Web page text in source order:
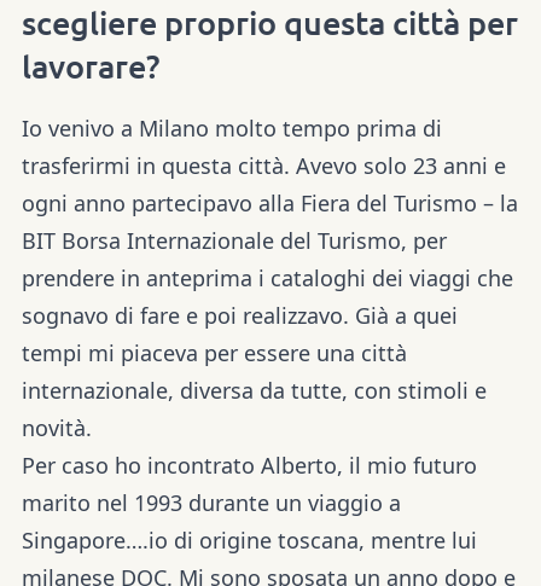
scegliere proprio questa città per
lavorare?
Io venivo a Milano molto tempo prima di
trasferirmi in questa città. Avevo solo 23 anni e
ogni anno partecipavo alla Fiera del Turismo – la
BIT Borsa Internazionale del Turismo, per
prendere in anteprima i cataloghi dei viaggi che
sognavo di fare e poi realizzavo. Già a quei
tempi mi piaceva per essere una città
internazionale, diversa da tutte, con stimoli e
novità.
Per caso ho incontrato Alberto, il mio futuro
marito nel 1993 durante un viaggio a
Singapore….io di origine toscana, mentre lui
milanese DOC. Mi sono sposata un anno dopo e